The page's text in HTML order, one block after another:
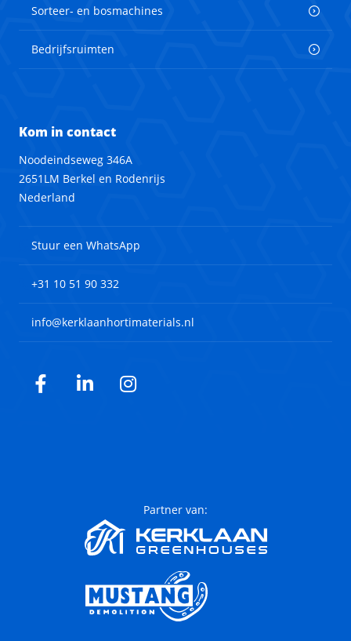
Sorteer- en bosmachines
Bedrijfsruimten
Kom in contact
Noodeindseweg 346A
2651LM Berkel en Rodenrijs
Nederland
Stuur een WhatsApp
+31 10 51 90 332
info@kerklaanhortimaterials.nl
Facebook
LinkedInInstagram
Partner van: